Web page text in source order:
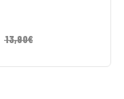
13,90€